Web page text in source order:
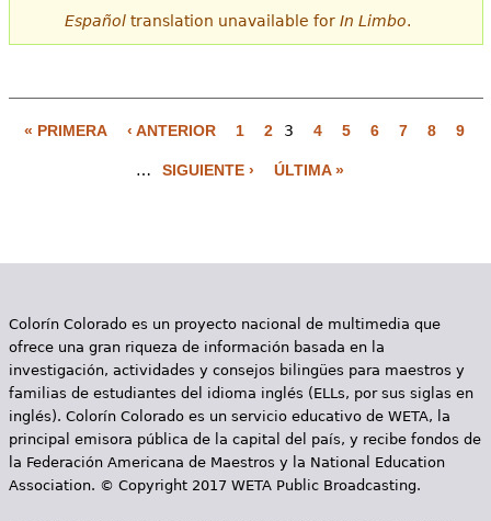
Españoltranslation unavailable for In Limbo.
i
a
s
« PRIMERA ‹ ANTERIOR 1 2 3 4 5 6 7 8 9
… SIGUIENTE › ÚLTIMA »
Colorín Colorado es un proyecto nacional de multimedia que
ofrece una gran riqueza de información basada en la
investigación, actividades y consejos bilingües para maestros y
familias de estudiantes del idioma inglés (ELLs, por sus siglas en
inglés). Colorín Colorado es un servicio educativo de WETA, la
principal emisora pública de la capital del país, y recibe fondos de
la Federación Americana de Maestros y la National Education
Association. © Copyright 2017 WETA Public Broadcasting.